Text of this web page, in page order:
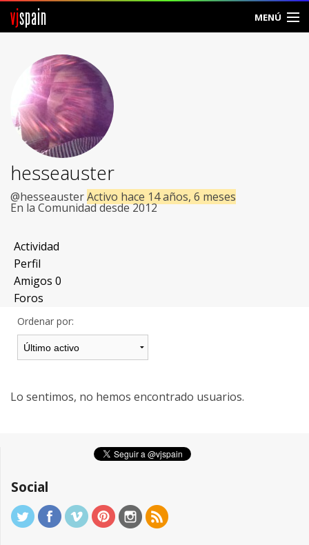
vjspain MENÚ
Foros
Noticias
Vjspain
Ayuda
Contacto
Entrar
Crear Cuenta
hesseauster
@hesseausterActivo hace 14 años, 6 meses
En la Comunidad desde 2012
Actividad
Perfil
Amigos 0
Foros
Ordenar por:
Lo sentimos, no hemos encontrado usuarios.
Social